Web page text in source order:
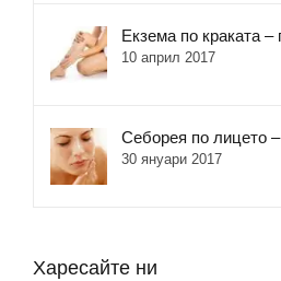
Екзема по краката
10 април 2017
Себорея по лицето
30 януари 2017
Харесайте ни